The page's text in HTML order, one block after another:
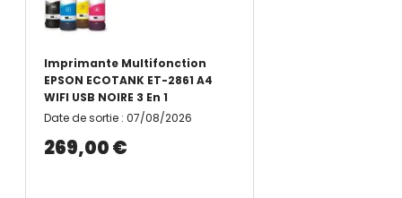
Imprimante Multifonction
EPSON ECOTANK ET-2861 A4
WIFI USB NOIRE 3 En 1
Date de sortie : 07/08/2026
269,00 €